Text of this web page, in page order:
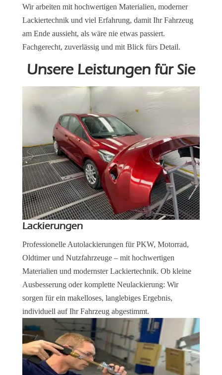
Wir arbeiten mit hochwertigen Materialien, moderner
Lackiertechnik und viel Erfahrung, damit Ihr Fahrzeug
am Ende aussieht, als wäre nie etwas passiert.
Fachgerecht, zuverlässig und mit Blick fürs Detail.
Unsere Leistungen für Sie
Lackierungen
Professionelle Autolackierungen für PKW, Motorrad,
Oldtimer und Nutzfahrzeuge – mit hochwertigen
Materialien und modernster Lackiertechnik. Ob kleine
Ausbesserung oder komplette Neulackierung: Wir
sorgen für ein makelloses, langlebiges Ergebnis,
individuell auf Ihr Fahrzeug abgestimmt.